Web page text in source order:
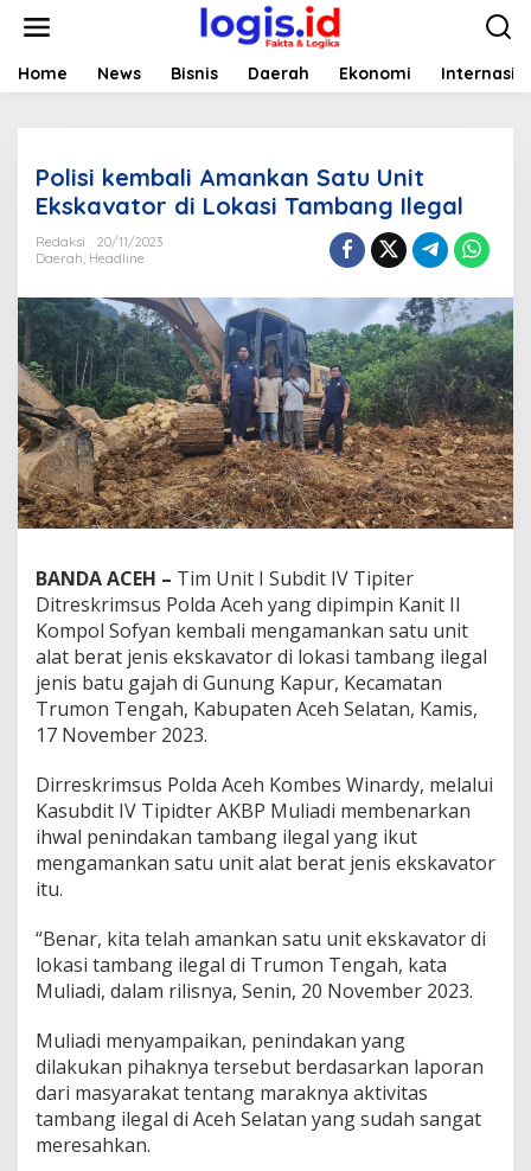
t
Home News Bisnis Daerah Ekonomi
Polisi kembali Amankan Satu Unit
Ekskavator di Lokasi Tambang Ilegal
Redaksi
20/11/2023
Daerah, Headline
BANDA ACEH – Tim Unit I Subdit IV Tipiter
Ditreskrimsus Polda Aceh yang dipimpin Kanit II
Kompol Sofyan kembali mengamankan satu unit
alat berat jenis ekskavator di lokasi tambang ilegal
jenis batu gajah di Gunung Kapur, Kecamatan
Trumon Tengah, Kabupaten Aceh Selatan, Kamis,
17 November 2023.
Dirreskrimsus Polda Aceh Kombes Winardy, melalui
Kasubdit IV Tipidter AKBP Muliadi membenarkan
ihwal penindakan tambang ilegal yang ikut
mengamankan satu unit alat berat jenis ekskavator
itu.
“Benar, kita telah amankan satu unit ekskavator di
lokasi tambang ilegal di Trumon Tengah, kata
Muliadi, dalam rilisnya, Senin, 20 November 2023.
Muliadi menyampaikan, penindakan yang
dilakukan pihaknya tersebut berdasarkan laporan
dari masyarakat tentang maraknya aktivitas
tambang ilegal di Aceh Selatan yang sudah sangat
meresahkan.